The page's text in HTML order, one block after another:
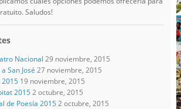
Saludos!
Nacional 29 noviembre, 2015
San José 27 noviembre, 2015
2015 19 noviembre, 2015
2015 2 octubre, 2015
de Poesía 2015 2 octubre, 2015